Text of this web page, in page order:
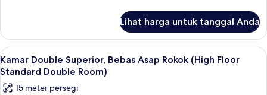
(High
Floor
Deluxe
Single
Room)
Kamar
Single
Superior,
Bebas
Rokok
Lihat harga untuk tanggal Anda
Lihat
semua
foto
Kamar Double Superior, Bebas
5
Kamar Double Superior, Bebas Asap Rokok (High Floor
Standard Double Room)
15 meter persegi